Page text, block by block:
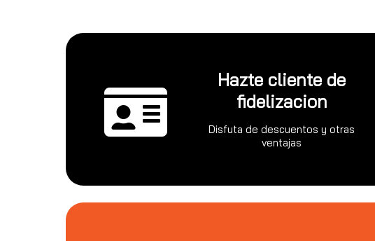
Hazte cliente de
fidelizacion
Disfuta de descuentos y otras
ventajas